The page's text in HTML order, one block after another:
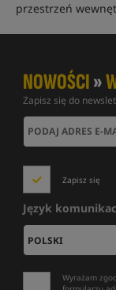
przestrzeń
NOWOŚCI»
Zapisz się do
Zapisz się
Język
Wyrażam